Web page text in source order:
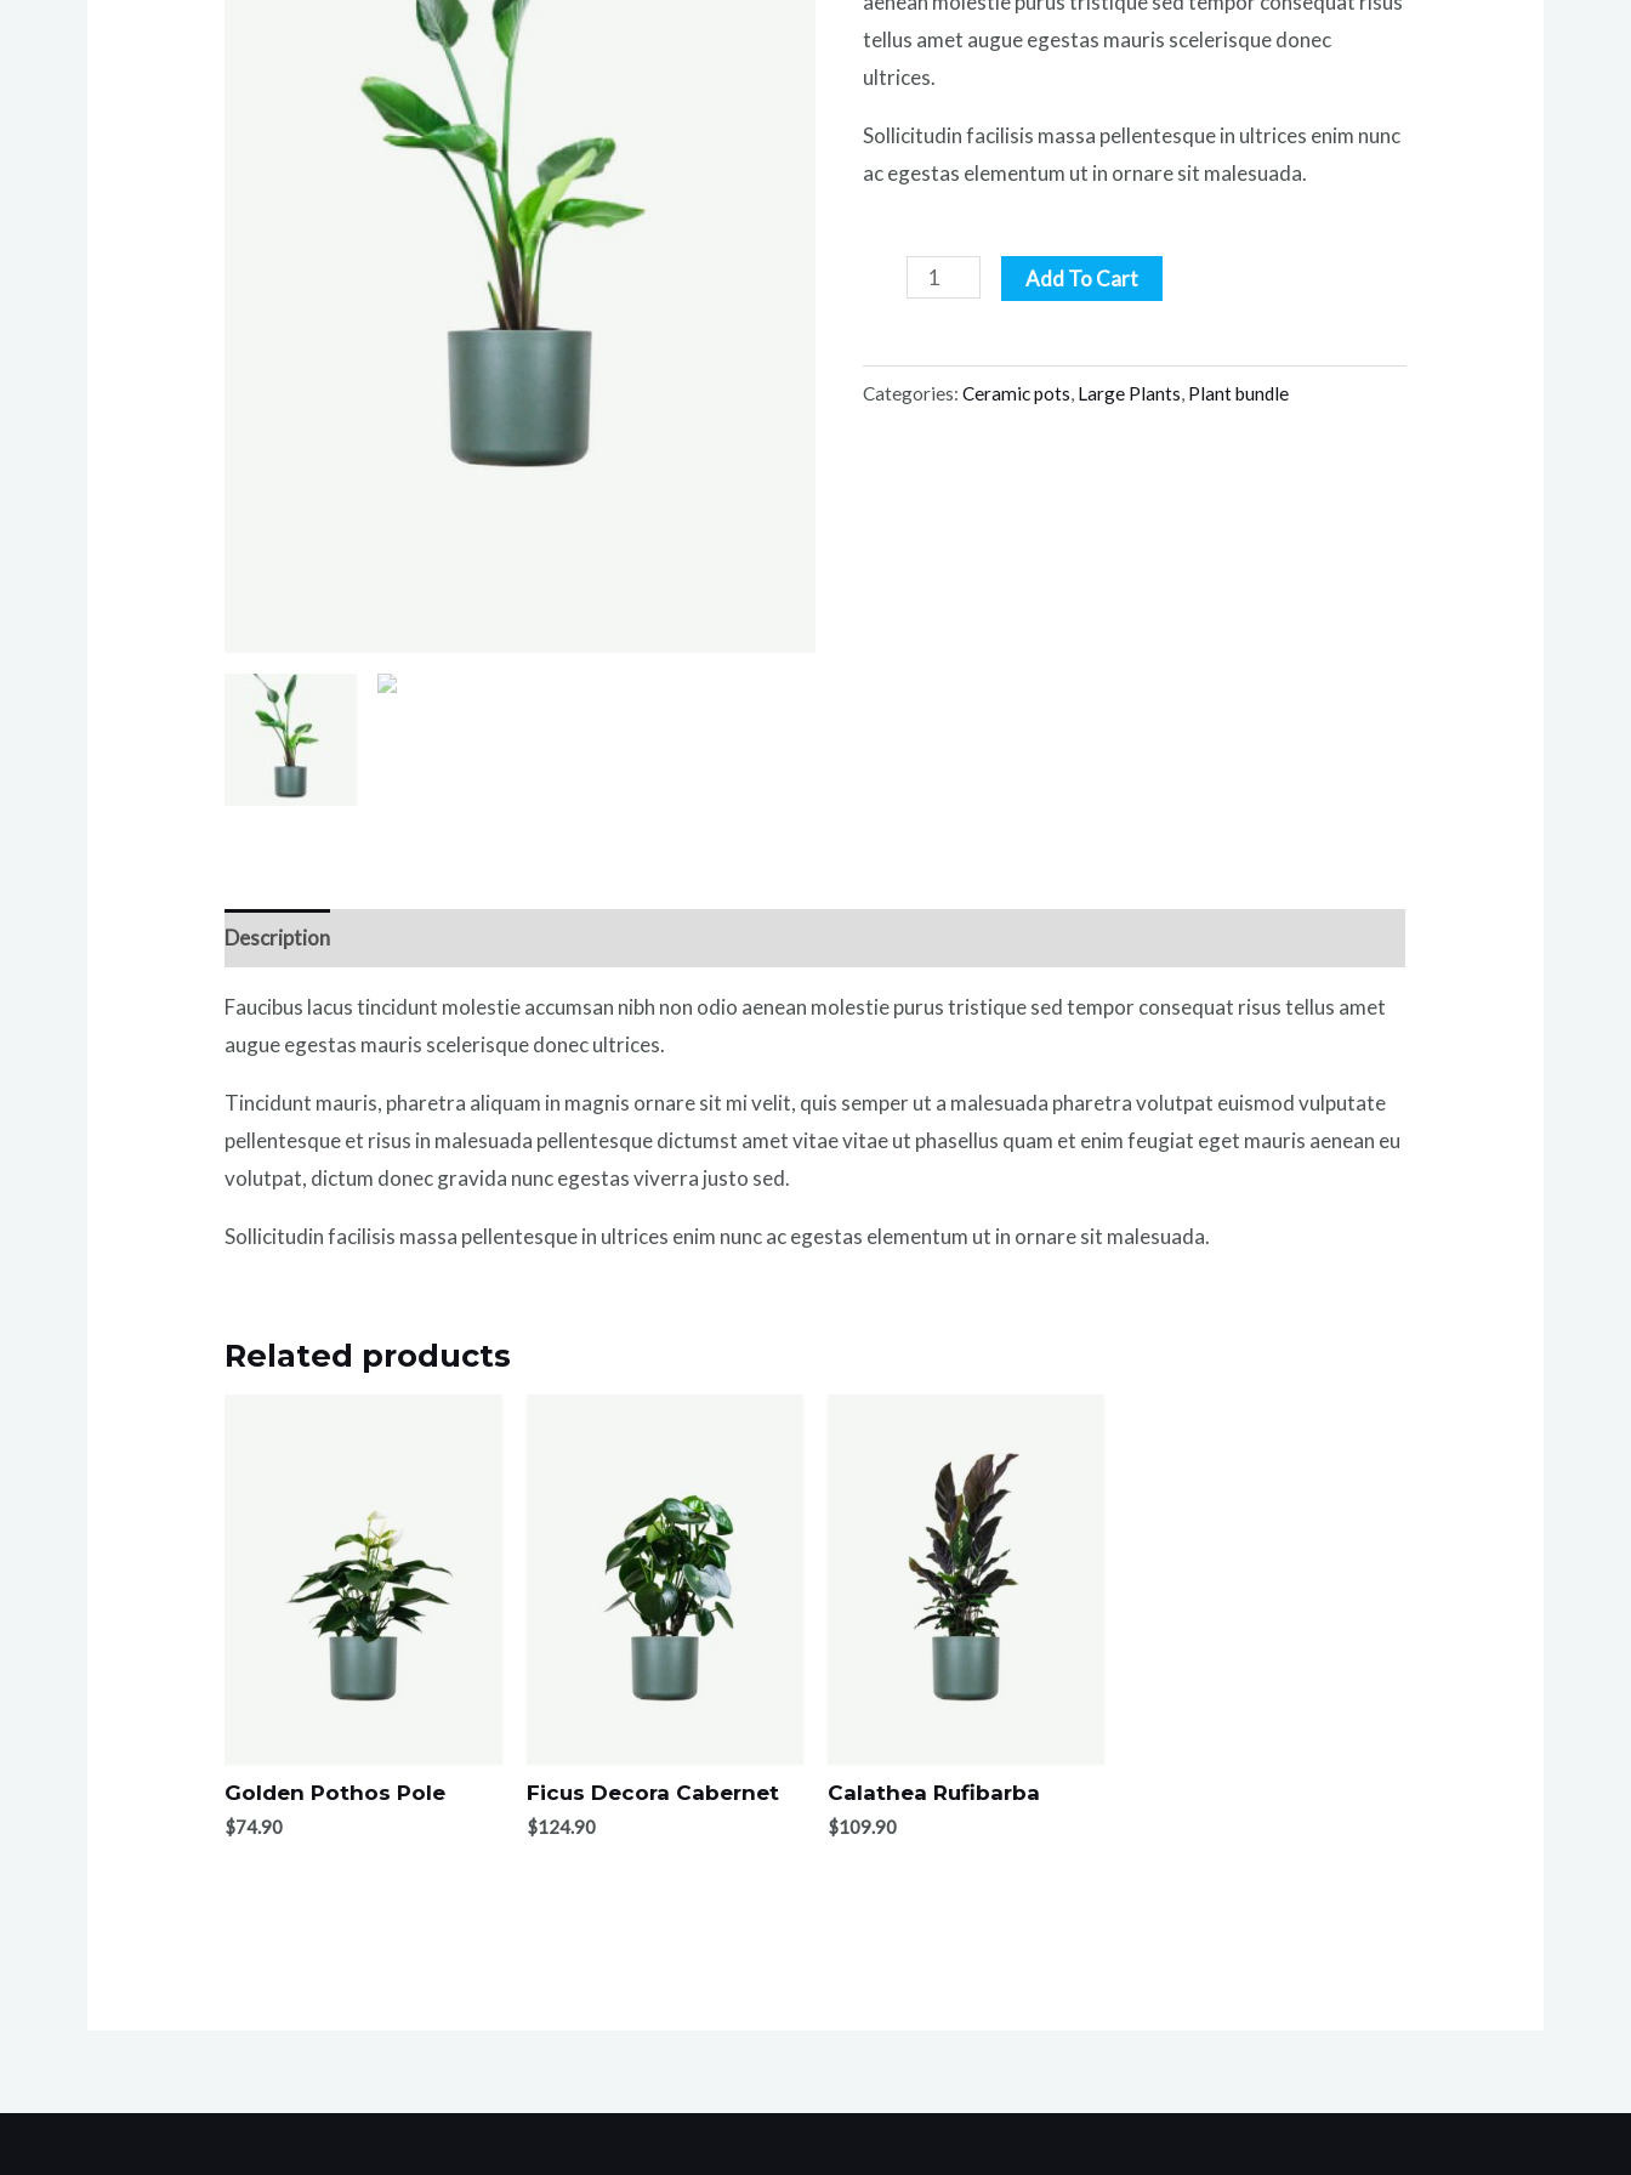
tellus amet augue egestas mauris scelerisque donec
ultrices.
Sollicitudin facilisis massa pellentesque in ultrices enim nunc
ac egestas elementum ut in ornare sit malesuada.
Bird
quantity
Add To Cart
Categories: Ceramic pots, Large Plants, Plant bundle
Description
Faucibus lacus tincidunt molestie accumsan nibh non odio aenean molestie purus tristique sed tempor consequat risus tellus amet
augue egestas mauris scelerisque donec ultrices.
Tincidunt mauris, pharetra aliquam in magnis ornare sit mi velit, quis semper ut a malesuada pharetra volutpat euismod vulputate
pellentesque et risus in malesuada pellentesque dictumst amet vitae vitae ut phasellus quam et enim feugiat eget mauris aenean eu
volutpat, dictum donec gravida nunc egestas viverra justo sed.
Sollicitudin facilisis massa pellentesque in ultrices enim nunc ac egestas elementum ut in ornare sit malesuada.
Related products
Golden Pothos Pole
$74.90
Ficus Decora Cabernet
$124.90
Calathea Rufibarba
$109.90